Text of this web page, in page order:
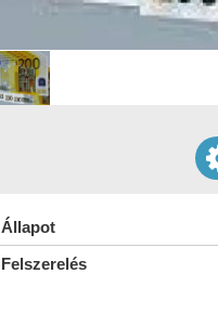
Állapot
Felszerelés